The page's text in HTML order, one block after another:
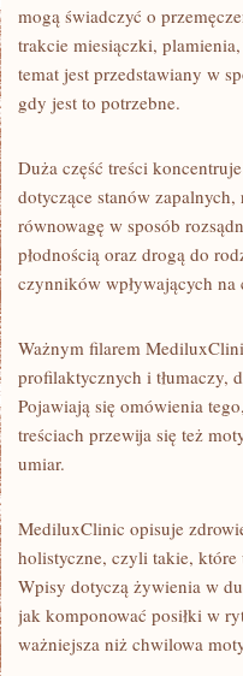
mogą świadczyć o
trakcie miesiączki,
temat jest przedstawiany w
gdy jest to potrzebne.
Duża część treści
dotyczące stanów
równowagę w sposób
płodnością oraz drogą do
czynników wpływających
Ważnym filarem
profilaktycznych i tłumaczy,
Pojawiają się omówienia
treściach przewija się też
umiar.
MediluxClinic opisuje
holistyczne, czyli takie, które
Wpisy dotyczą żywienia w
jak komponować posiłki w
ważniejsza niż chwilowa